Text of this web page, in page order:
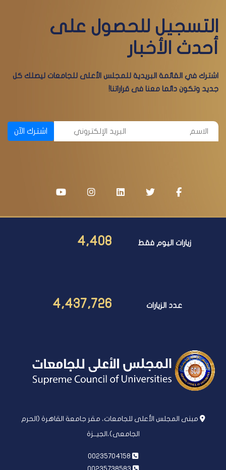
التسجيل للحصول على
أحدث الأخبار
اشترك في القائمة البريدية للمجلس الأعلى للجامعات ليصلك كل
جديد وتكون دائما معنا فى قراراتنا!
اشترك الآن
زيارات اليوم فقط 4,408
عدد الزيارات 4,437,726
مبنى المجلس الأعلى للجامعات، مقر جامعة القاهرة (الحرم
الجامعى)،الجيــزة